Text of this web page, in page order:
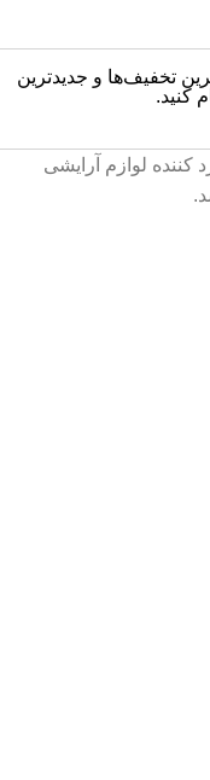
تخفیف‌ها و جدیدترین
کنید.
لوازم آرایشی